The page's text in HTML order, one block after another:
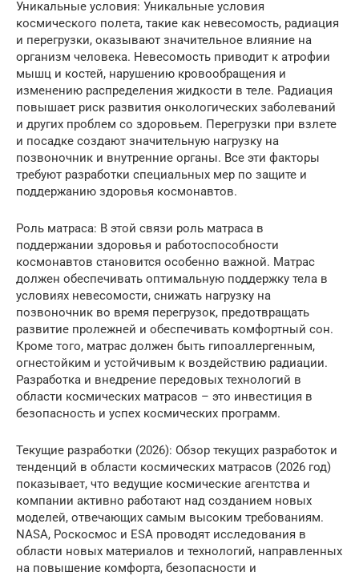
Уникальные условия: Уникальные условия
космического полета, такие как невесомость, радиация
и перегрузки, оказывают значительное влияние на
организм человека. Невесомость приводит к атрофии
мышц и костей, нарушению кровообращения и
изменению распределения жидкости в теле. Радиация
повышает риск развития онкологических заболеваний
и других проблем со здоровьем. Перегрузки при взлете
и посадке создают значительную нагрузку на
позвоночник и внутренние органы. Все эти факторы
требуют разработки специальных мер по защите и
поддержанию здоровья космонавтов.
Роль матраса: В этой связи роль матраса в
поддержании здоровья и работоспособности
космонавтов становится особенно важной. Матрас
должен обеспечивать оптимальную поддержку тела в
условиях невесомости, снижать нагрузку на
позвоночник во время перегрузок, предотвращать
развитие пролежней и обеспечивать комфортный сон.
Кроме того, матрас должен быть гипоаллергенным,
огнестойким и устойчивым к воздействию радиации.
Разработка и внедрение передовых технологий в
области космических матрасов – это инвестиция в
безопасность и успех космических программ.
Текущие разработки (2026): Обзор текущих разработок и
тенденций в области космических матрасов (2026 год)
показывает, что ведущие космические агентства и
компании активно работают над созданием новых
моделей, отвечающих самым высоким требованиям.
NASA, Роскосмос и ESA проводят исследования в
области новых материалов и технологий, направленных
на повышение комфорта, безопасности и